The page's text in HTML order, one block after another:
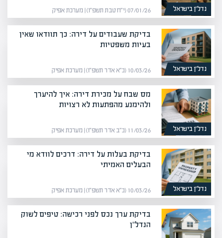
נדל”ן בישראל 07/01/26 (י״ח טבת תשפ״ו) | מערכת אפיק
נדל”ן בישראל
בדיקת שעבודים על דירה: כך תוודאו שאין
בעיות משפטיות
10/03/26 (כ״א אדר תשפ״ו) | מערכת אפיק
נדל”ן בישראל
מס שבח על מכירת דירה: איך להיערך
ולהימנע מהפתעות לא רצויות
11/03/26 (כ״ב אדר תשפ״ו) | מערכת אפיק
נדל”ן בישראל
בדיקת בעלות על דירה: דרכים לוודא מי
הבעלים האמיתי
10/03/26 (כ״א אדר תשפ״ו) | מערכת אפיק
בדיקת ערך נכס לפני רכישה: טיפים לשוק
הנדל"ן